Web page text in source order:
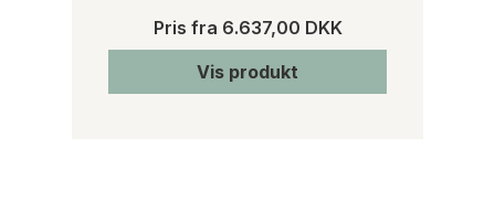
Pris fra 6.637,00 DKK
Vis produkt